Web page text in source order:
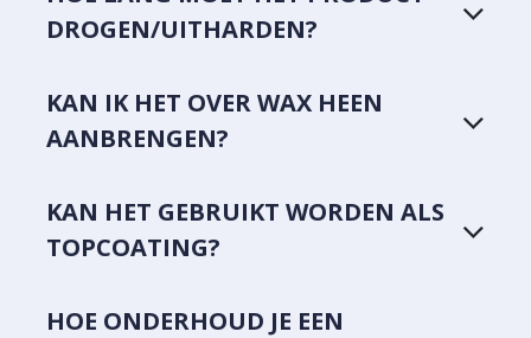
DROGEN/UITHARDEN?
KAN IK HET OVER WAX HEEN
AANBRENGEN?
KAN HET GEBRUIKT WORDEN ALS
TOPCOATING?
HOE ONDERHOUD JE EEN